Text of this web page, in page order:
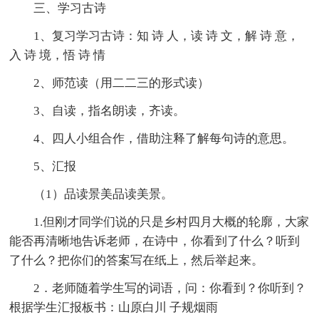
三、学习古诗
1、复习学习古诗：知 诗 人，读 诗 文，解 诗 意，
入 诗 境，悟 诗 情
2、师范读（用二二三的形式读）
3、自读，指名朗读，齐读。
4、四人小组合作，借助注释了解每句诗的意思。
5、汇报
（1）品读景美品读美景。
1.但刚才同学们说的只是乡村四月大概的轮廓，大家
能否再清晰地告诉老师，在诗中，你看到了什么？听到
了什么？把你们的答案写在纸上，然后举起来。
2．老师随着学生写的词语，问：你看到？你听到？
根据学生汇报板书：山原白川 子规烟雨